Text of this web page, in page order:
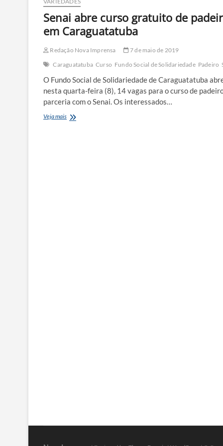
Senai abre curso gratuito de
em Caraguatatuba
Redação Nova Imprensa
7 de maio de 2019
Caraguatatuba Curso Fundo Social de Solidariedade Padeiro
O Fundo Social de Solidariedade de Caraguatatuba
nesta quarta-feira (8), 14 vagas para o curso de
parceria com o Senai. Os interessados…
Veja maisSenai